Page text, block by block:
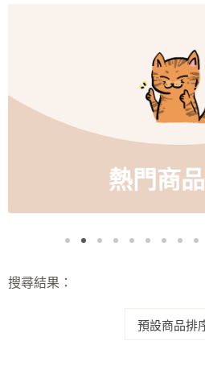
熱門商品
搜尋結果：